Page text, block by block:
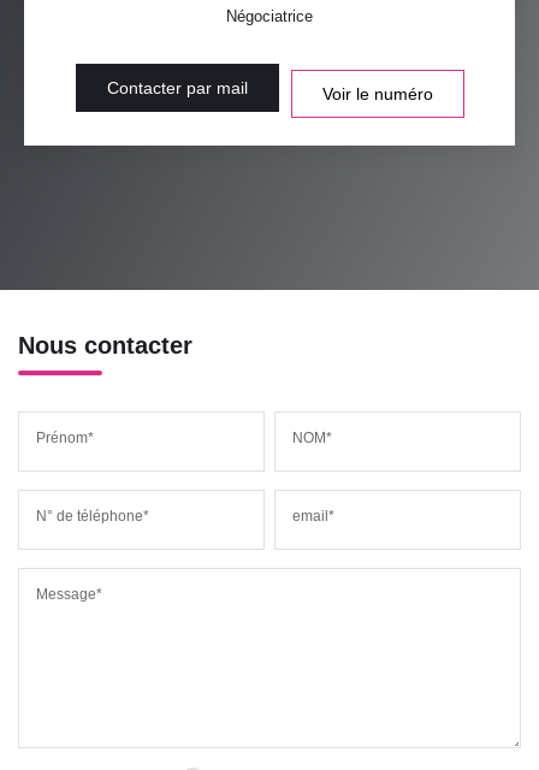
Négociatrice
Contacter par mail Voir le numéro
Nous contacter
Prénom* NOM*
N° de téléphone* email*
Message*